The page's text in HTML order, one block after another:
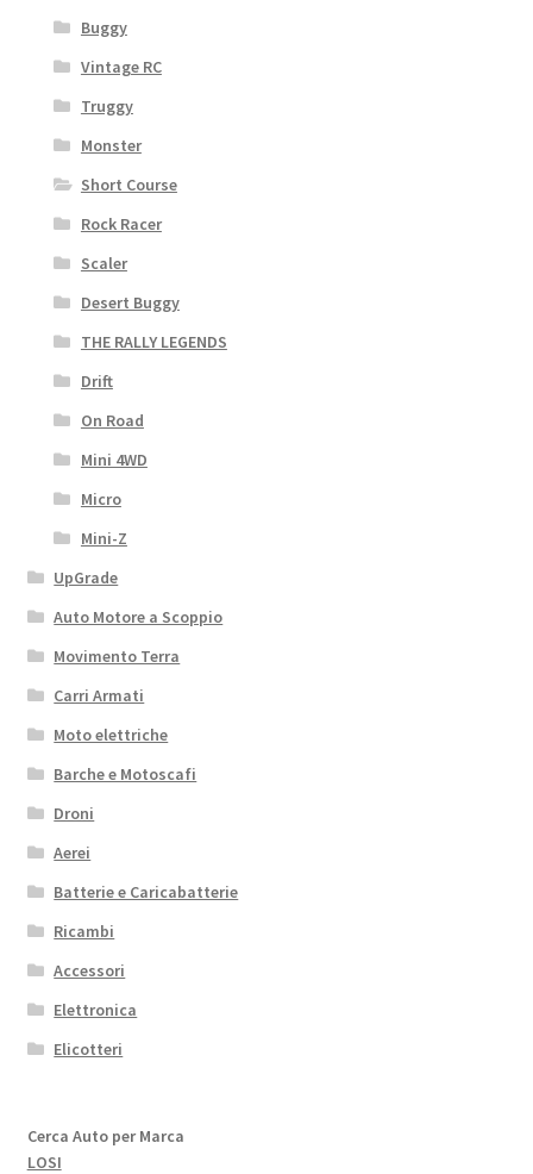
Buggy
Vintage RC
Truggy
Monster
Short Course
Rock Racer
Scaler
Desert Buggy
THE RALLY LEGENDS
Drift
On Road
Mini 4WD
Micro
Mini-Z
UpGrade
Auto Motore a Scoppio
Movimento Terra
Carri Armati
Moto elettriche
Barche e Motoscafi
Droni
Aerei
Batterie e Caricabatterie
Ricambi
Accessori
Elettronica
Elicotteri
Cerca Auto per Marca
LOSI